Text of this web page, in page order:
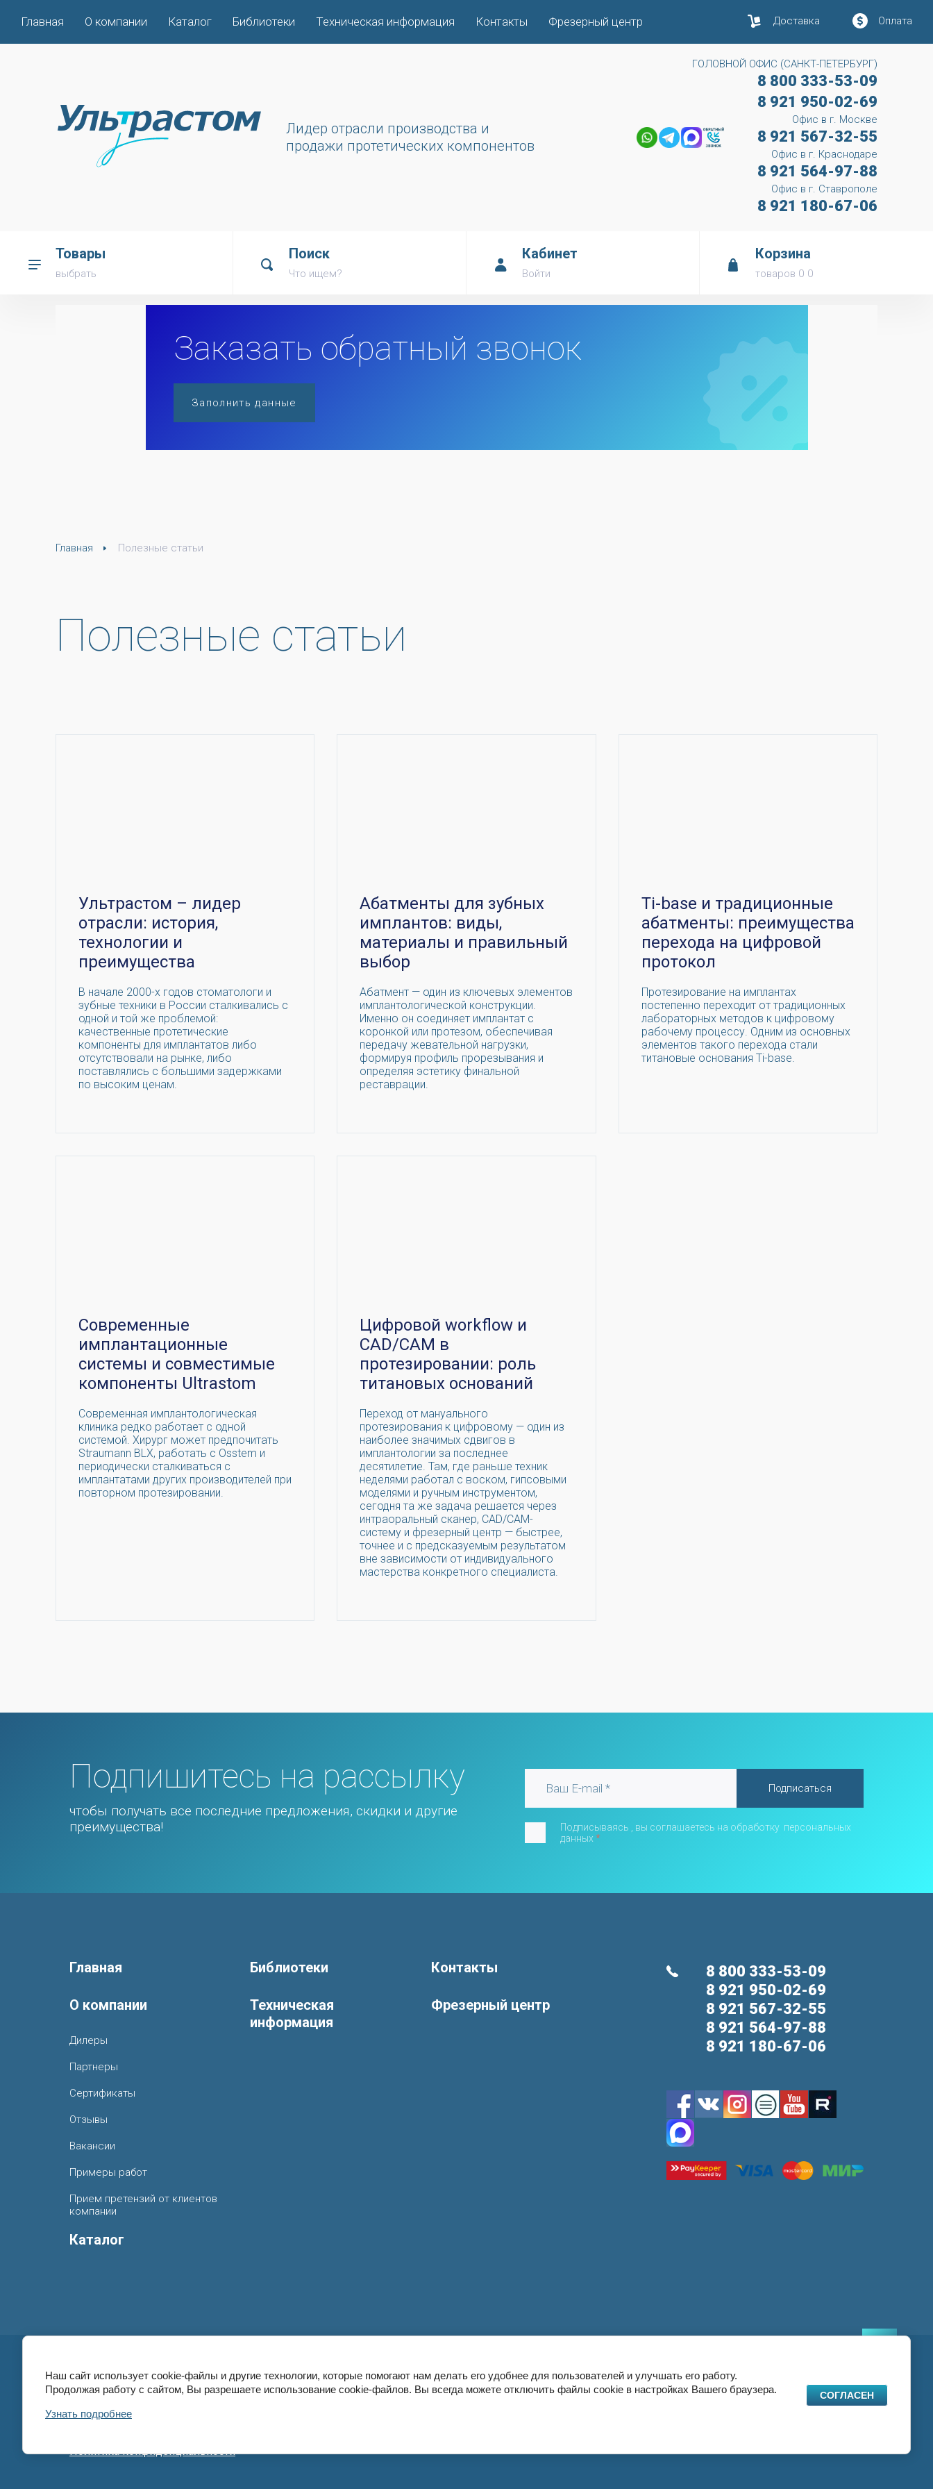
Главная О компании Каталог Библиотеки Техническая информация Контакты Фрезерный центр Доставка Оплата
Лидер отрасли производства и
продажи протетических компонентов
ГОЛОВНОЙ ОФИС (САНКТ-ПЕТЕРБУРГ)
8 800 333-53-09
8 921 950-02-69
Офис в г. Москве
8 921 567-32-55
Офис в г. Краснодаре
8 921 564-97-88
Офис в г. Ставрополе
8 921 180-67-06
Товары
выбрать
Поиск
Что ищем?
Кабинет
Войти
Корзина
товаров 0
Заказать обратный звонок
Заполнить данные
Главная Полезные статьи
Полезные статьи
Ультрастом – лидер
отрасли: история,
технологии и
преимущества
В начале 2000-х годов стоматологи и
зубные техники в России сталкивались с
одной и той же проблемой:
качественные протетические
компоненты для имплантатов либо
отсутствовали на рынке, либо
поставлялись с большими задержками
по высоким ценам.
Абатменты для зубных
имплантов: виды,
материалы и правильный
выбор
Абатмент — один из ключевых элементов
имплантологической конструкции.
Именно он соединяет имплантат с
коронкой или протезом, обеспечивая
передачу жевательной нагрузки,
формируя профиль прорезывания и
определяя эстетику финальной
реставрации.
Ti-base и традиционные
абатменты: преимущества
перехода на цифровой
протокол
Протезирование на имплантах
постепенно переходит от традиционных
лабораторных методов к цифровому
рабочему процессу. Одним из основных
элементов такого перехода стали
титановые основания Ti-base.
Современные
имплантационные
системы и совместимые
компоненты Ultrastom
Современная имплантологическая
клиника редко работает с одной
системой. Хирург может предпочитать
Straumann BLX, работать с Osstem и
периодически сталкиваться с
имплантатами других производителей при
повторном протезировании.
Цифровой workflow и
CAD/CAM в
протезировании: роль
титановых оснований
Переход от мануального
протезирования к цифровому — один из
наиболее значимых сдвигов в
имплантологии за последнее
десятилетие. Там, где раньше техник
неделями работал с воском, гипсовыми
моделями и ручным инструментом,
сегодня та же задача решается через
интраоральный сканер, CAD/CAM-
систему и фрезерный центр — быстрее,
точнее и с предсказуемым результатом
вне зависимости от индивидуального
мастерства конкретного специалиста.
Подпишитесь на рассылку
чтобы получать все последние предложения, скидки и другие
преимущества!
Подписываясь , вы соглашаетесь на обработку персональных
данных *
Подписаться
Главная
О компании
Дилеры
Партнеры
Сертификаты
Отзывы
Вакансии
Примеры работ
Прием претензий от клиентов
компании
Каталог
Библиотеки
Техническая
информация
Контакты
Фрезерный центр
8 800 333-53-09
8 921 950-02-69
8 921 567-32-55
8 921 564-97-88
8 921 180-67-06
Карта сайта
Ultrastom Company2026 © Абатменты,
титановые основания, трансферы, сканбоди,
формирователи десны, мультиюниты и другие
Политика конфиденциальности
Наш сайт использует cookie-файлы и другие технологии, которые помогают нам делать его удобнее для пользователей и улучшать его работу.
Продолжая работу с сайтом, Вы разрешаете использование cookie-файлов. Вы всегда можете отключить файлы cookie в настройках Вашего браузера.
Узнать подробнее
СОГЛАСЕН